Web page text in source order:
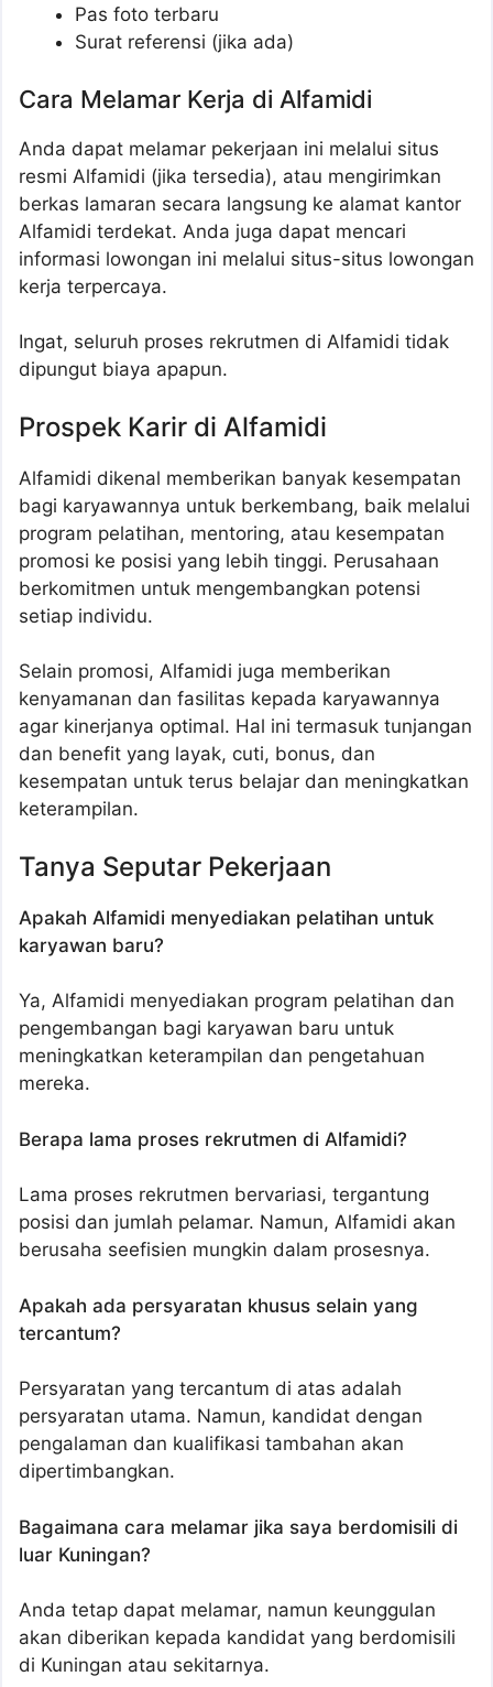
Pas foto terbaru
Surat referensi (jika ada)
Cara Melamar Kerja di Alfamidi
Anda dapat melamar pekerjaan ini melalui situs
resmi Alfamidi (jika tersedia), atau mengirimkan
berkas lamaran secara langsung ke alamat kantor
Alfamidi terdekat. Anda juga dapat mencari
informasi lowongan ini melalui situs-situs lowongan
kerja terpercaya.
Ingat, seluruh proses rekrutmen di Alfamidi tidak
dipungut biaya apapun.
Prospek Karir di Alfamidi
Alfamidi dikenal memberikan banyak kesempatan
bagi karyawannya untuk berkembang, baik melalui
program pelatihan, mentoring, atau kesempatan
promosi ke posisi yang lebih tinggi. Perusahaan
berkomitmen untuk mengembangkan potensi
setiap individu.
Selain promosi, Alfamidi juga memberikan
kenyamanan dan fasilitas kepada karyawannya
agar kinerjanya optimal. Hal ini termasuk tunjangan
dan benefit yang layak, cuti, bonus, dan
kesempatan untuk terus belajar dan meningkatkan
keterampilan.
Tanya Seputar Pekerjaan
Apakah Alfamidi menyediakan pelatihan untuk
karyawan baru?
Ya, Alfamidi menyediakan program pelatihan dan
pengembangan bagi karyawan baru untuk
meningkatkan keterampilan dan pengetahuan
mereka.
Berapa lama proses rekrutmen di Alfamidi?
Lama proses rekrutmen bervariasi, tergantung
posisi dan jumlah pelamar. Namun, Alfamidi akan
berusaha seefisien mungkin dalam prosesnya.
Apakah ada persyaratan khusus selain yang
tercantum?
Persyaratan yang tercantum di atas adalah
persyaratan utama. Namun, kandidat dengan
pengalaman dan kualifikasi tambahan akan
dipertimbangkan.
Bagaimana cara melamar jika saya berdomisili di
luar Kuningan?
Anda tetap dapat melamar, namun keunggulan
akan diberikan kepada kandidat yang berdomisili
di Kuningan atau sekitarnya.